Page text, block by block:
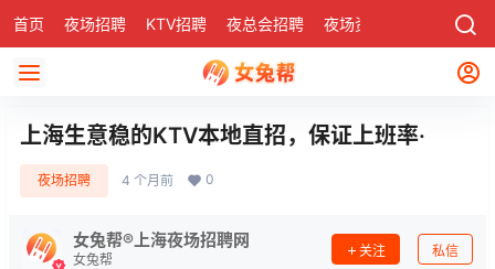
首页 夜场招聘 KTV招聘 夜总会招聘 夜场资讯 社区
上海生意稳的KTV本地直招，保证上班率·
夜场招聘 4 个月前 0
女兔帮®上海夜场招聘网
女兔帮
关注 私信